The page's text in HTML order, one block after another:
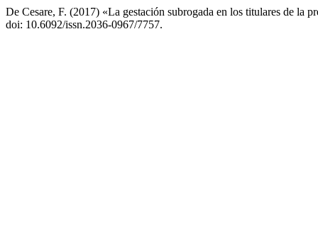
De Cesare, F. (2017) «La gestación subrogada en los titulares de la
doi: 10.6092/issn.2036-0967/7757.